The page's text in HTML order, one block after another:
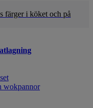
färger i köket och på
wokpannor